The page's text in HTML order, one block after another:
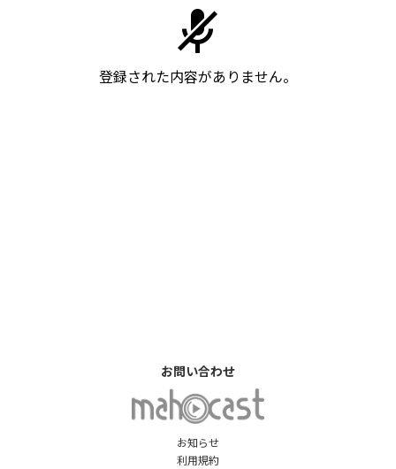
登録された内容がありません。
お知らせ
利用規約
お問い合わせ